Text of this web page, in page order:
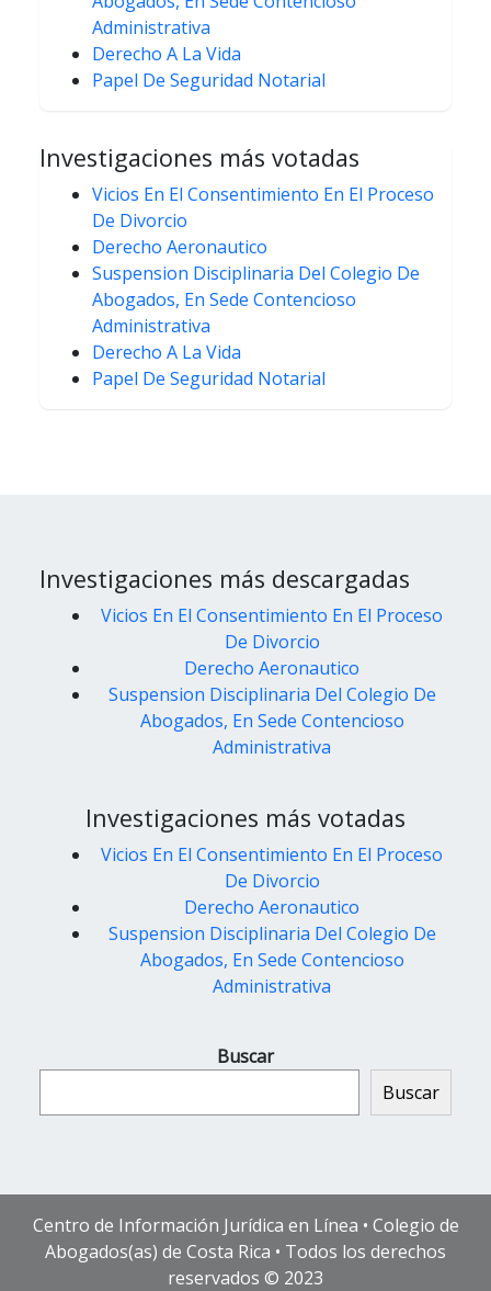
Administrativa
Derecho A La Vida
Papel De Seguridad Notarial
Investigaciones más votadas
Vicios En El Consentimiento En El Proceso
De Divorcio
Derecho Aeronautico
Suspension Disciplinaria Del Colegio De
Abogados, En Sede Contencioso
Administrativa
Derecho A La Vida
Papel De Seguridad Notarial
Investigaciones más descargadas
Vicios En El Consentimiento En El Proceso
De Divorcio
Derecho Aeronautico
Suspension Disciplinaria Del Colegio De
Abogados, En Sede Contencioso
Administrativa
Investigaciones más votadas
Vicios En El Consentimiento En El Proceso
De Divorcio
Derecho Aeronautico
Suspension Disciplinaria Del Colegio De
Abogados, En Sede Contencioso
Administrativa
Buscar
Buscar
Centro de Información Jurídica en Línea • Colegio de
Abogados(as) de Costa Rica • Todos los derechos
reservados © 2023